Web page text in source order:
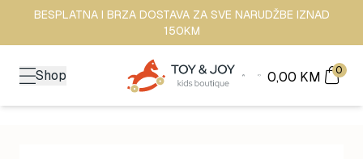
BESPLATNA I BRZA DOSTAVA ZA SVE NARUDŽBE IZNAD
150KM
Shop 0,00 KM 0